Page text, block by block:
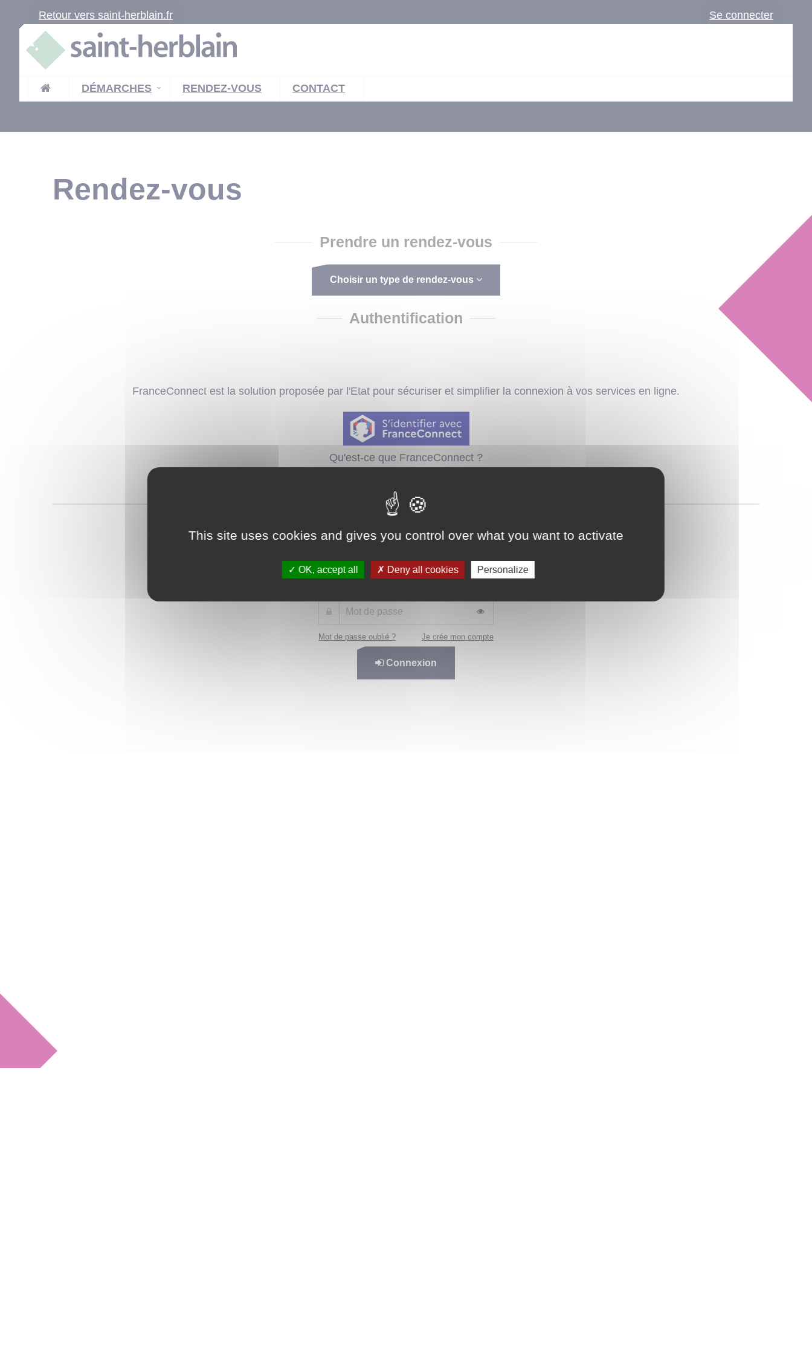
This site uses cookies and gives you control over what you want to activate
OK, accept all Deny all cookies Personalize
Retour vers saint-herblain.fr Se connecter
DÉMARCHES RENDEZ-VOUS CONTACT
Rendez-vous
Prendre un rendez-vous
Choisir un type de rendez-vous
Authentification
FranceConnect est la solution proposée par l'Etat pour sécuriser et simplifier la connexion à vos services en ligne.
Qu'est-ce que FranceConnect ?
ou
Mot de passe oublié ? Je crée mon compte
Connexion